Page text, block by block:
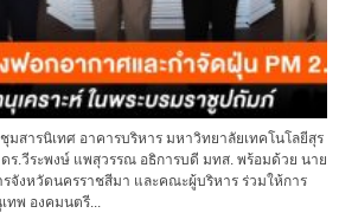
มสารนิเทศ อาคารบริหาร มหาวิทยาลัยเทคโนโลยีสุร
ร.วีระพงษ์ แพสุวรรณ อธิการบดี มทส. พร้อมด้วย นาย
จังหวัดนครราชสีมา และคณะผู้บริหาร ร่วมให้การ
ทพ องคมนตรี...